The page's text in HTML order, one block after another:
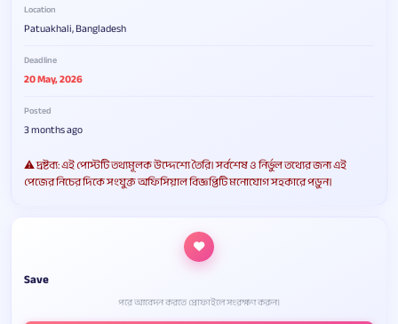
Location
Patuakhali, Bangladesh
Deadline
20 May, 2026
Posted
3 months ago
⚠️ দ্রষ্টব্য: এই পোস্টটি তথ্যমূলক উদ্দেশ্যে তৈরি। সর্বশেষ ও নির্ভুল তথ্যের জন্য এই
পেজের নিচের দিকে সংযুক্ত অফিসিয়াল বিজ্ঞপ্তিটি মনোযোগ সহকারে পড়ুন।
Save
পরে আবেদন করতে প্রোফাইলে সংরক্ষণ করুন।